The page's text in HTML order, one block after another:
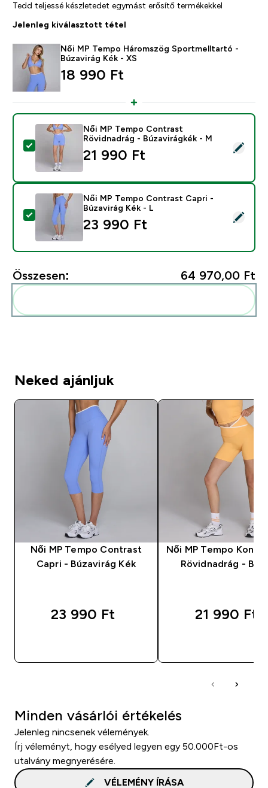
Tedd teljessé készletedet egymást erősítő termékekkel
Jelenleg kiválasztott tétel
Női MP Tempo Háromszög Sportmelltartó -
Búzavirág Kék - XS
18 990 Ft‎
Termék kiválasztása - Női MP Tempo Contrast
Női MP Tempo Contrast
Rövidnadrág - Búzavirágkék - M
21 990 Ft‎
Termék kiválasztása - Női MP Tempo Contrast Capri -
Női MP Tempo Contrast Capri -
Búzavirág Kék - L
23 990 Ft‎
Összesen: 64 970,00 Ft‎
Neked ajánljuk
Női MP Tempo Contrast
Capri - Búzavirág Kék
23 990 Ft‎
Női MP Tempo
Rövidnadrág -
21 990 Ft‎
Minden vásárlói értékelés
Jelenleg nincsenek vélemények.
Írj véleményt, hogy esélyed legyen egy 50.000Ft-os
utalvány megnyerésére.
VÉLEMÉNY ÍRÁSA